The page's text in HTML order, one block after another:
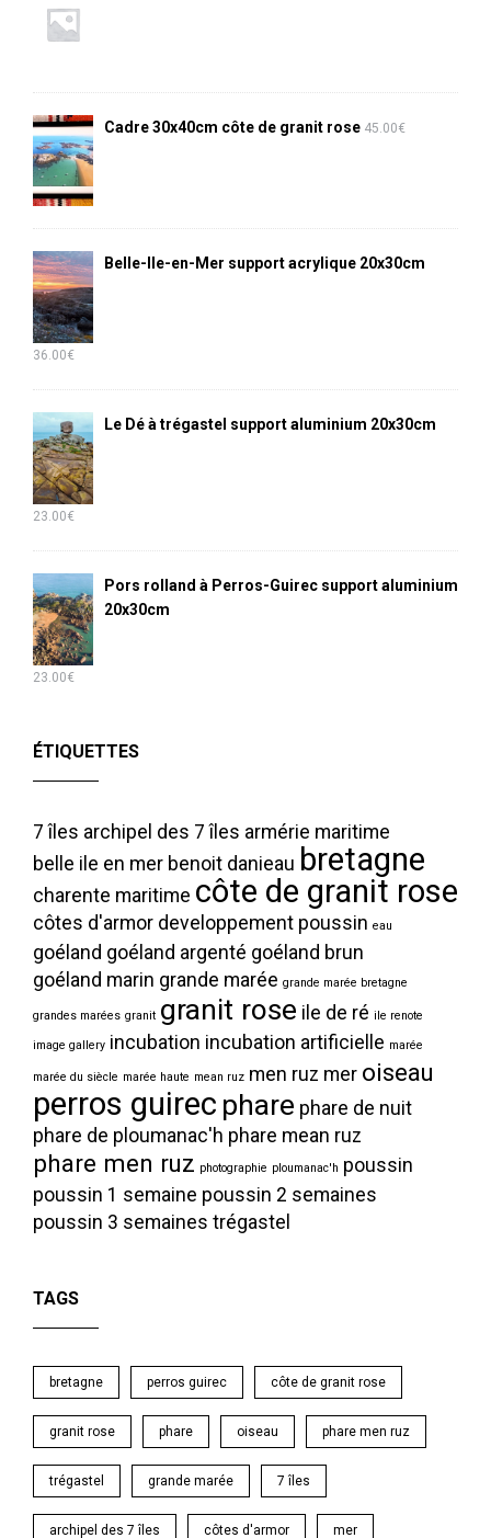
Cadre 30x40cm côte de granit rose 45.00€
Belle-Ile-en-Mer support acrylique 20x30cm
36.00€
Le Dé à trégastel support aluminium 20x30cm
23.00€
Pors rolland à Perros-Guirec support aluminium
20x30cm
23.00€
ÉTIQUETTES
7 îles archipel des 7 îles armérie maritime
belle ile en mer benoit danieau bretagne
charente maritime côte de granit rose
côtes d'armor developpement poussin eau
goéland goéland argenté goéland brun
goéland marin grande marée grande marée bretagne
grandes marées granit granit rose ile de ré ile renote
image gallery incubation incubation artificielle marée
marée du siècle marée haute mean ruz men ruz mer oiseau
perros guirec phare phare de nuit
phare de ploumanac'h phare mean ruz
phare men ruz photographie ploumanac'h poussin
poussin 1 semaine poussin 2 semaines
poussin 3 semaines trégastel
TAGS
bretagne perros guirec côte de granit rose
granit rose phare oiseau phare men ruz
trégastel grande marée 7 îles
archipel des 7 îles côtes d'armor mer